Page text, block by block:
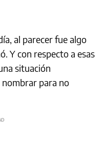
al parecer fue algo
Y con respecto a esas
situación
nombrar para no